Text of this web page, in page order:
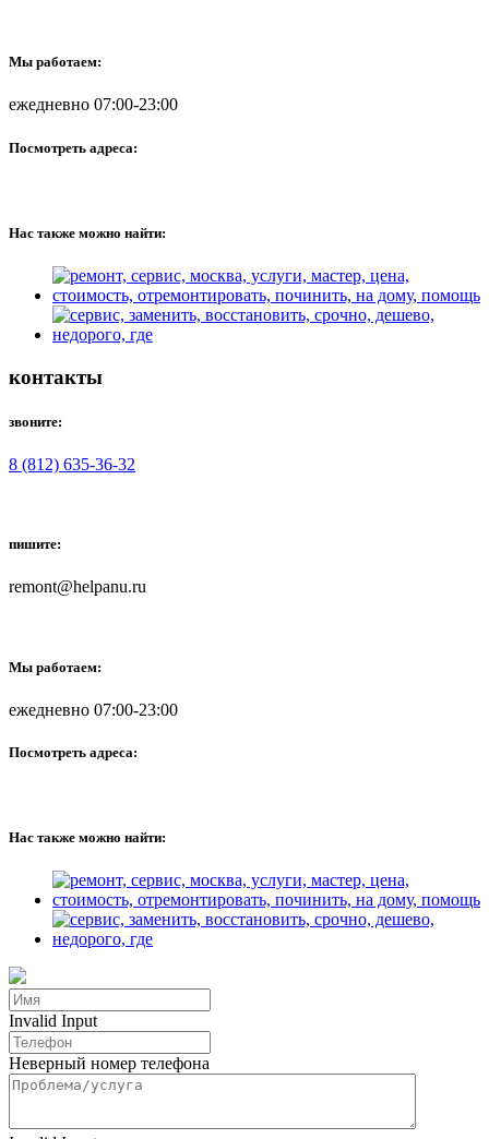
Мы работаем:
ежедневно 07:00-23:00
Посмотреть адреса:
Нас также можно найти:
контакты
звоните:
8 (812) 635-36-32
пишите:
remont@helpanu.ru
Мы работаем:
ежедневно 07:00-23:00
Посмотреть адреса:
Нас также можно найти:
Invalid Input
Неверный номер телефона